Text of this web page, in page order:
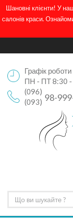
Шановні клієнти! У
салонів краси.
Графік
ПН - ПТ 8:30 -
(096)
98-
(093)